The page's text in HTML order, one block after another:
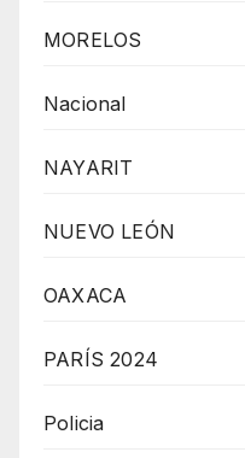
MORELOS
Nacional
NAYARIT
NUEVO LEÓN
OAXACA
PARÍS 2024
Policia